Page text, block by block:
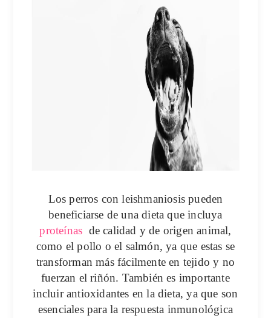
Los perros con leishmaniosis pueden
beneficiarse de una dieta que incluya
proteínas de calidad y de origen animal,
como el pollo o el salmón, ya que estas se
transforman más fácilmente en tejido y no
fuerzan el riñón. También es importante
incluir antioxidantes en la dieta, ya que son
esenciales para la respuesta inmunológica